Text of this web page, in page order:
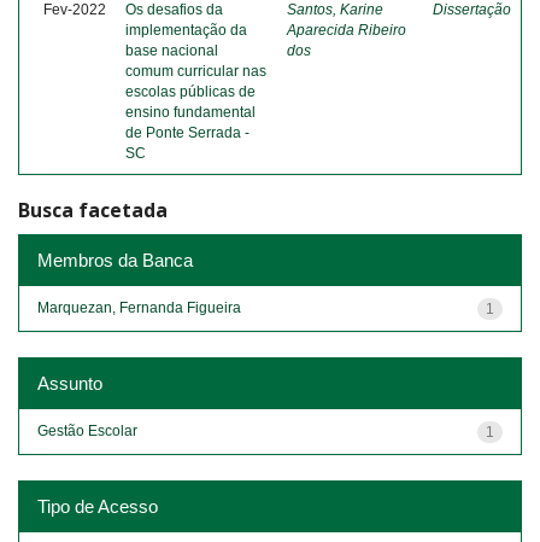
Fev-2022
Os desafios da
implementação da
base nacional
comum curricular nas
escolas públicas de
ensino fundamental
de Ponte Serrada -
SC
Santos, Karine
Aparecida Ribeiro
dos
Dissertação
Busca facetada
Membros da Banca
1
Marquezan, Fernanda Figueira
Assunto
1
Gestão Escolar
Tipo de Acesso